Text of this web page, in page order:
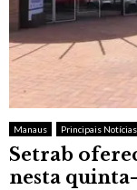
Manaus Principais Notícias
Setrab
nesta